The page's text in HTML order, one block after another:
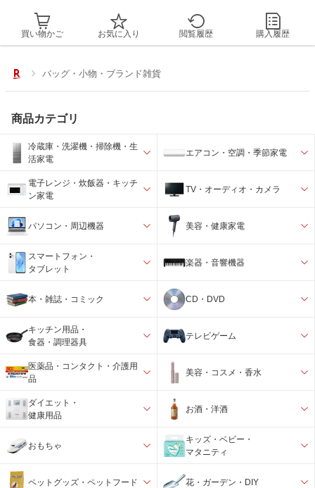
買い物かご お気に入り 閲覧履歴 購入履歴
バッグ・小物・ブランド雑貨
商品カテゴリ
冷蔵庫・洗濯機・掃除機・生
活家電
エアコン・空調・季節家電
電子レンジ・炊飯器・キッチ
ン家電
TV・オーディオ・カメラ
パソコン・周辺機器 美容・健康家電
スマートフォン・
タブレット
楽器・音響機器
本・雑誌・コミック CD・DVD
キッチン用品・
食器・調理器具
テレビゲーム
医薬品・コンタクト・介護用
品
美容・コスメ・香水
ダイエット・
健康用品
お酒・洋酒
おもちゃ
キッズ・ベビー・
マタニティ
ペットグッズ・ペットフード 花・ガーデン・DIY